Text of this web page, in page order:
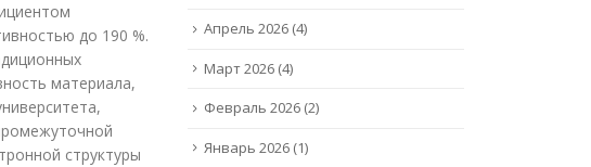
до 190 %.
материала,
структуры
Апрель 2026 (4)
Март 2026 (4)
Февраль 2026 (2)
Январь 2026 (1)